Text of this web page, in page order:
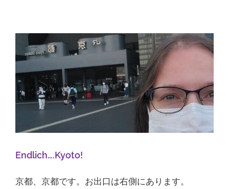
Endlich….Kyoto!
京都、京都です。お出口は右側にあります。